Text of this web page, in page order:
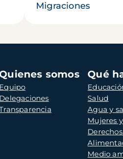
Migraciones
somos
Equipo
Delegaciones
Qué
Salud
Agua y
Mujeres
Medio